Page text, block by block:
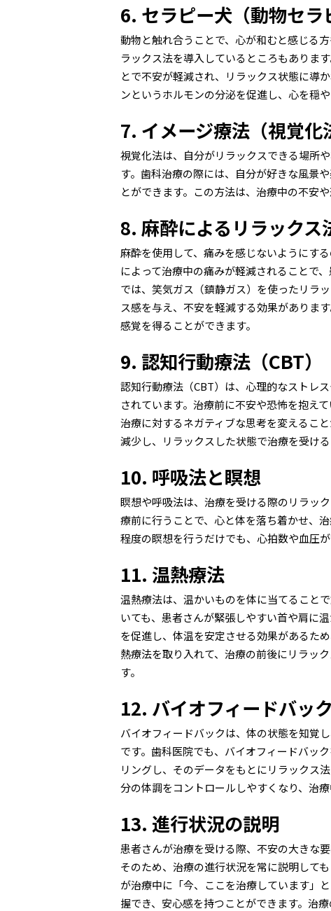
6. セラピー犬（動物セラ
動物と触れ合うことで、心が和むと感じる
ラックス法を導入しているところもありま
とで不安が軽減され、リラックス状態に導
ンというホルモンの分泌を促進し、心を穏
7. イメージ療法（視覚化
視覚化法は、自分がリラックスできる場所
す。歯科治療の際には、自分が好きな風景
とができます。この方法は、治療中の不安
8. 麻酔によるリラックス
麻酔を使用して、痛みを感じないようにす
によって治療中の痛みが軽減されることで
では、笑気ガス（鎮静ガス）を使ったリラ
ス感を与え、不安を軽減する効果がありま
感覚を得ることができます。
9. 認知行動療法（CBT）
認知行動療法（CBT）は、心理的なストレ
されています。治療前に不安や恐怖を抱え
治療に対するネガティブな思考を変えるこ
減少し、リラックスした状態で治療を受ける
10. 呼吸法と瞑想
瞑想や呼吸法は、治療を受ける際のリラッ
療前に行うことで、心と体を落ち着かせ、
程度の瞑想を行うだけでも、心拍数や血圧
11. 温熱療法
温熱療法は、温かいものを体に当てること
いても、患者さんが緊張しやすい首や肩に
を促進し、体温を安定させる効果があるた
熱療法を取り入れて、治療の前後にリラッ
す。
12. バイオフィードバック
バイオフィードバックは、体の状態を知覚
です。歯科医院でも、バイオフィードバッ
リングし、そのデータをもとにリラックス
分の体調をコントロールしやすくなり、治
13. 進行状況の説明
患者さんが治療を受ける際、不安の大きな
そのため、治療の進行状況を常に説明して
が治療中に「今、ここを治療しています」
握でき、安心感を持つことができます。治